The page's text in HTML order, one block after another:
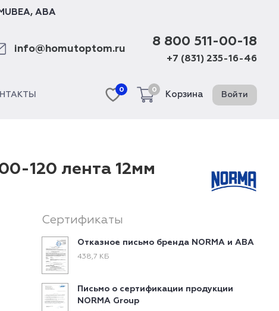
MUBEA, ABA
info@homutoptom.ru
8 800 511-00-18
+7 (831) 235-16-46
0 0
Корзина Войти
120 лента 12мм
Сертификаты
Отказное письмо бренда NORMA и ABA
438,7 КБ
Письмо о сертификации продукции
NORMA Group